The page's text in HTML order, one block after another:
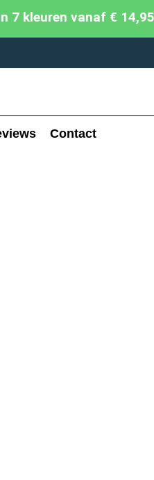
7 kleuren vanaf €
Contact